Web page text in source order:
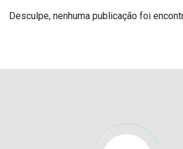
Desculpe, nenhuma publicação foi